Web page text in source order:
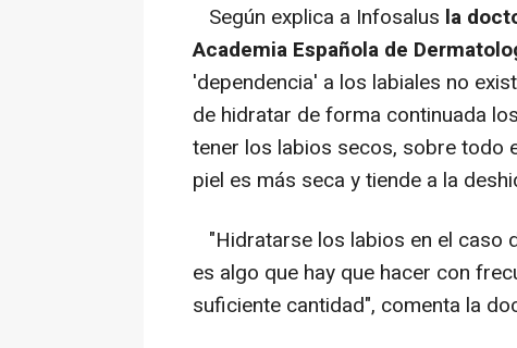
Según explica a Infosalus la
Academia Española de
'dependencia' a los labiales no
de hidratar de forma continuada
tener los labios secos, sobre todo
piel es más seca y tiende a la
"Hidratarse los labios en el
es algo que hay que hacer con
suficiente cantidad", comenta la